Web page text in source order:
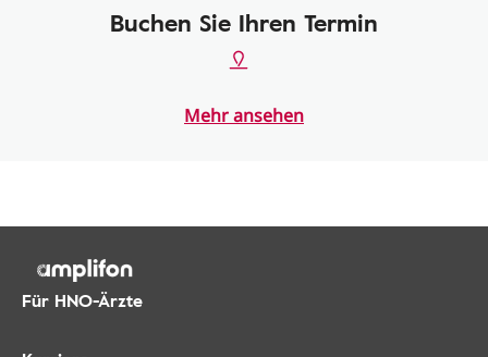
Buchen Sie Ihren Termin
Mehr ansehen
Für HNO-Ärzte